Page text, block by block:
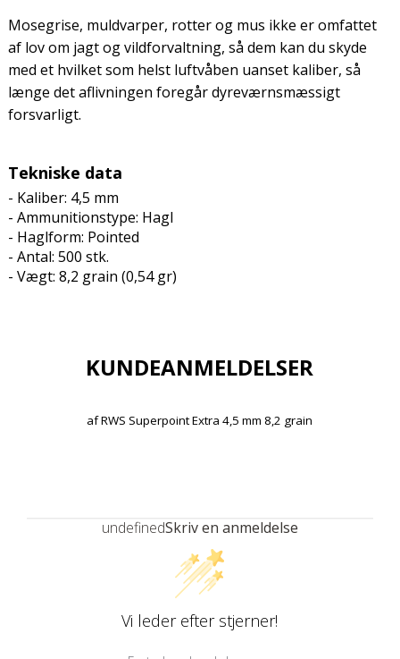
Mosegrise, muldvarper, rotter og mus ikke er omfattet
af lov om jagt og vildforvaltning, så dem kan du skyde
med et hvilket som helst luftvåben uanset kaliber, så
længe det aflivningen foregår dyreværnsmæssigt
forsvarligt.
Tekniske data
- Kaliber: 4,5 mm
- Ammunitionstype: Hagl
- Haglform: Pointed
- Antal: 500 stk.
- Vægt: 8,2 grain (0,54 gr)
KUNDEANMELDELSER
afRWS Superpoint Extra 4,5 mm 8,2 grain
undefinedSkriv en anmeldelse
Vi leder efter stjerner!